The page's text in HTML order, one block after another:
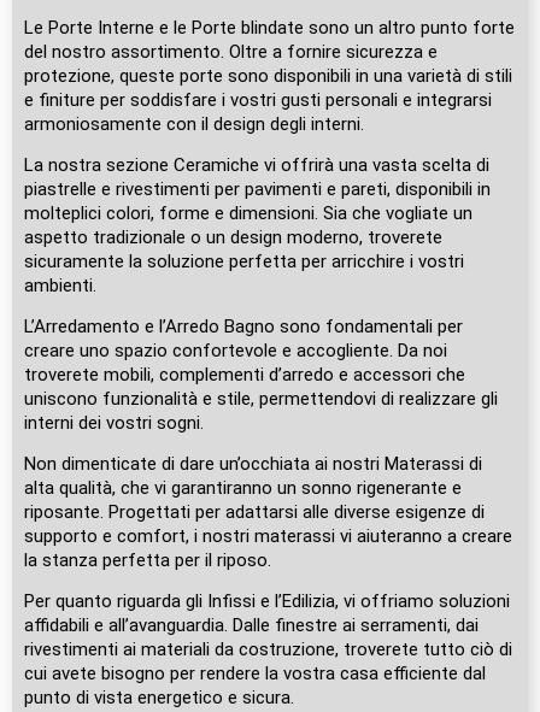
Le Porte Interne e le Porte blindate sono un altro punto forte
del nostro assortimento. Oltre a fornire sicurezza e
protezione, queste porte sono disponibili in una varietà di stili
e finiture per soddisfare i vostri gusti personali e integrarsi
armoniosamente con il design degli interni.
La nostra sezione Ceramiche vi offrirà una vasta scelta di
piastrelle e rivestimenti per pavimenti e pareti, disponibili in
molteplici colori, forme e dimensioni. Sia che vogliate un
aspetto tradizionale o un design moderno, troverete
sicuramente la soluzione perfetta per arricchire i vostri
ambienti.
L’Arredamento e l’Arredo Bagno sono fondamentali per
creare uno spazio confortevole e accogliente. Da noi
troverete mobili, complementi d’arredo e accessori che
uniscono funzionalità e stile, permettendovi di realizzare gli
interni dei vostri sogni.
Non dimenticate di dare un’occhiata ai nostri Materassi di
alta qualità, che vi garantiranno un sonno rigenerante e
riposante. Progettati per adattarsi alle diverse esigenze di
supporto e comfort, i nostri materassi vi aiuteranno a creare
la stanza perfetta per il riposo.
Per quanto riguarda gli Infissi e l’Edilizia, vi offriamo soluzioni
affidabili e all’avanguardia. Dalle finestre ai serramenti, dai
rivestimenti ai materiali da costruzione, troverete tutto ciò di
cui avete bisogno per rendere la vostra casa efficiente dal
punto di vista energetico e sicura.